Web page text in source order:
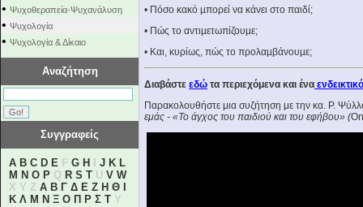
• Ψυχοθεραπεία-Ψυχανάλυση
• Ψυχολογία
• Ψυχολογία & Δίκαιο
Αναζήτηση
Συγγραφείς
A B C D E F G H J K L
M N O P Q R S T U V W
X Y Z Α Β Γ Δ Ε Ζ Η Θ
Κ Λ Μ Ν Ξ Ο Π Ρ Σ Τ Υ
• Πόσο κακό µπορεί να κάνει στο παιδί;
• Πώς το αντιµετωπίζουµε;
• Και, κυρίως, πώς το προλαµβάνουµε;
Διαβάστε εδώ τα περιεχόμενα και ένα
Παρακολουθήστε μια συζήτηση με την κα. Ρ.
εμάς - «Το άγχος του παιδιού και του εφήβου» (